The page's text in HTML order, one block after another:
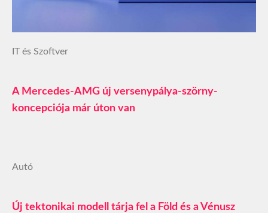
IT és Szoftver
A Mercedes-AMG új versenypálya-szörny-
koncepciója már úton van
Autó
Új tektonikai modell tárja fel a Föld és a Vénusz